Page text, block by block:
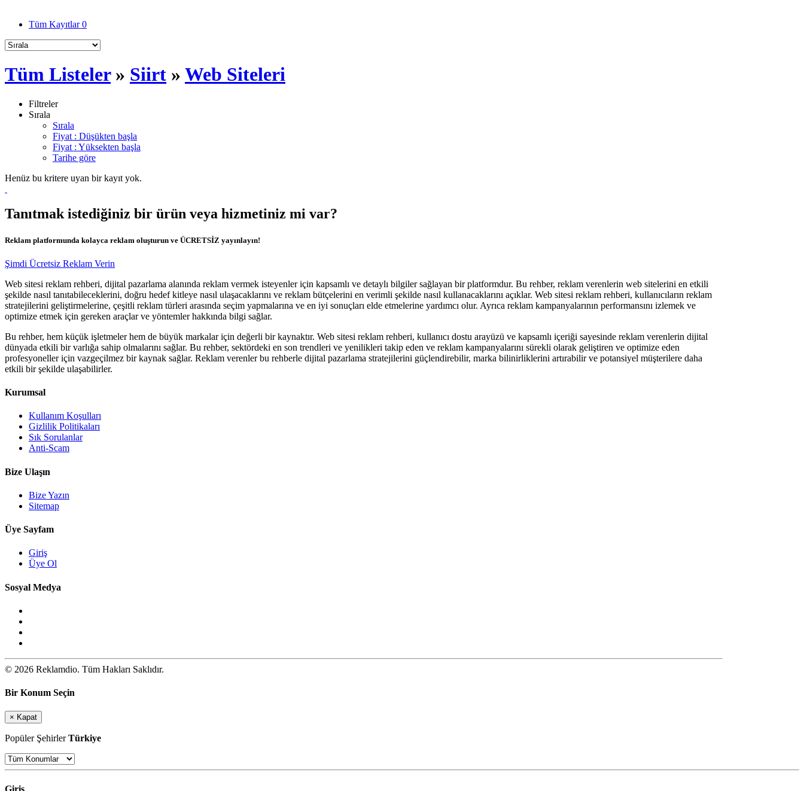
Tüm Kayıtlar0
Tüm Listeler» Siirt » Web Siteleri
Filtreler
Sırala
Sırala
Fiyat : Düşükten başla
Fiyat : Yüksekten başla
Tarihe göre
Henüz bu kritere uyan bir kayıt yok.
Tanıtmak istediğiniz bir ürün veya hizmetiniz mi var?
Reklam platformunda kolayca reklam oluşturun ve ÜCRETSİZ yayınlayın!
Şimdi Ücretsiz Reklam Verin
Web sitesi reklam rehberi, dijital pazarlama alanında reklam vermek isteyenler için kapsamlı ve detaylı bilgiler sağlayan bir platformdur. Bu rehber, reklam verenlerin web sitelerini en etkili
şekilde nasıl tanıtabileceklerini, doğru hedef kitleye nasıl ulaşacaklarını ve reklam bütçelerini en verimli şekilde nasıl kullanacaklarını açıklar. Web sitesi reklam rehberi, kullanıcıların reklam
stratejilerini geliştirmelerine, çeşitli reklam türleri arasında seçim yapmalarına ve en iyi sonuçları elde etmelerine yardımcı olur. Ayrıca reklam kampanyalarının performansını izlemek ve
optimize etmek için gereken araçlar ve yöntemler hakkında bilgi sağlar.
Bu rehber, hem küçük işletmeler hem de büyük markalar için değerli bir kaynaktır. Web sitesi reklam rehberi, kullanıcı dostu arayüzü ve kapsamlı içeriği sayesinde reklam verenlerin dijital
dünyada etkili bir varlığa sahip olmalarını sağlar. Bu rehber, sektördeki en son trendleri ve yenilikleri takip eden ve reklam kampanyalarını sürekli olarak geliştiren ve optimize eden
profesyoneller için vazgeçilmez bir kaynak sağlar. Reklam verenler bu rehberle dijital pazarlama stratejilerini güçlendirebilir, marka bilinirliklerini artırabilir ve potansiyel müşterilere daha
etkili bir şekilde ulaşabilirler.
Kurumsal
Kullanım Koşulları
Gizlilik Politikaları
Sık Sorulanlar
Anti-Scam
Bize Ulaşın
Bize Yazın
Sitemap
Üye Sayfam
Giriş
Üye Ol
Sosyal Medya
© 2026 Reklamdio. Tüm Hakları Saklıdır.
Bir Konum Seçin
× Kapat
Popüler ŞehirlerTürkiye
Giriş